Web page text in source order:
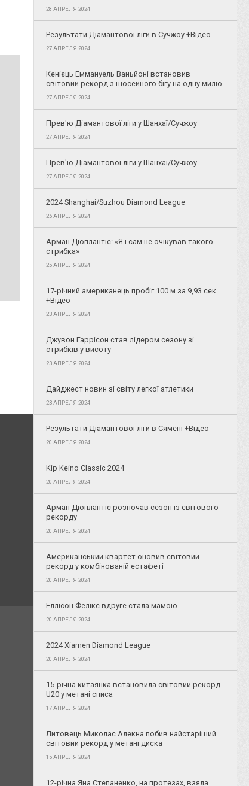
28 АПРЕЛЯ 2024
Результати Діамантової ліги в Сучжоу +Відео
27 АПРЕЛЯ 2024
Кенієць Еммануель Ваньйоні встановив
світовий рекорд з шосейного бігу на одну милю
27 АПРЕЛЯ 2024
Прев'ю Діамантової ліги у Шанхаї/Сучжоу
27 АПРЕЛЯ 2024
Прев'ю Діамантової ліги у Шанхаї/Сучжоу
27 АПРЕЛЯ 2024
2024 Shanghai/Suzhou Diamond League
26 АПРЕЛЯ 2024
Арман Дюплантіс: «Я і сам не очікував такого
стрибка»
25 АПРЕЛЯ 2024
17-річний американець пробіг 100 м за 9,93 сек.
+Відео
23 АПРЕЛЯ 2024
Джувон Гаррісон став лідером сезону зі
стрибків у висоту
23 АПРЕЛЯ 2024
Дайджест новин зі світу легкої атлетики
23 АПРЕЛЯ 2024
Результати Діамантової ліги в Сямені +Відео
20 АПРЕЛЯ 2024
Kip Keino Classic 2024
20 АПРЕЛЯ 2024
Арман Дюплантіс розпочав сезон із світового
рекорду
20 АПРЕЛЯ 2024
Американський квартет оновив світовий
рекорд у комбінованій естафеті
20 АПРЕЛЯ 2024
Еллісон Фелікс вдруге стала мамою
20 АПРЕЛЯ 2024
2024 Xiamen Diamond League
20 АПРЕЛЯ 2024
15-річна китаянка встановила світовий рекорд
U20 у метані списа
17 АПРЕЛЯ 2024
Литовець Миколас Алекна побив найстаріший
світовий рекорд у метані диска
15 АПРЕЛЯ 2024
12-річна Яна Степаненко, на протезах, взяла